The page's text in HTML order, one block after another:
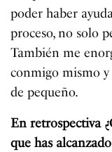
poder haber
proceso, no solo
También me
conmigo mismo
de pequeño.
En retrospectiva
que has